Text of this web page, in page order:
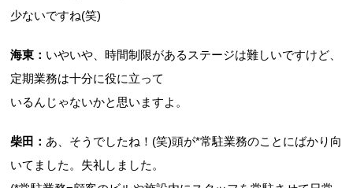
少ないですね(笑)
海東： いやいや、時間制限があるステージは難しいですけど、
定期業務は十分に役に立って
いるんじゃないかと思いますよ。
柴田： あ、そうでしたね！(笑)頭が*常駐業務のことにばかり向
いてました。失礼しました。